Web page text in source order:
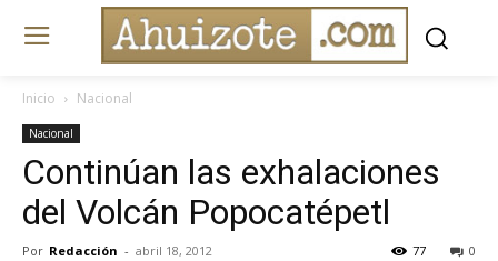
Inicio Nacional
Nacional
Continúan las exhalaciones
del Volcán Popocatépetl
Por Redacción - abril 18, 2012 0
77